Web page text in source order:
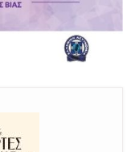
199 ή στο 112